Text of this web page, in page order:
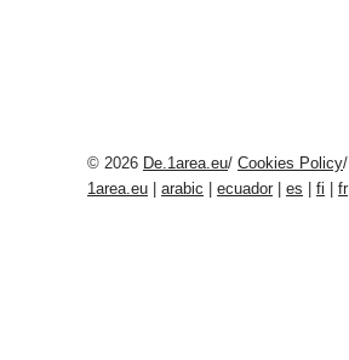
© 2026 De.1area.eu/ Cookies Policy/
1area.eu
arabic ecuador es fi fr